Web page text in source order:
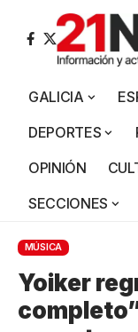
GALICIA
DEPORTES
OPINIÓN
SECCIONES
MÚSICA
Yoiker